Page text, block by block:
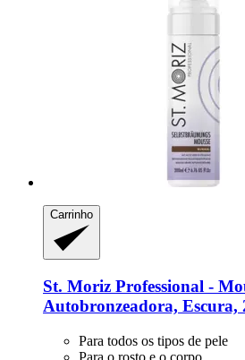
Carrinho
St. Moriz Professional -​
Autobronzeadora, Escura,
Para todos os tipos de pele
Para o rosto e o corpo